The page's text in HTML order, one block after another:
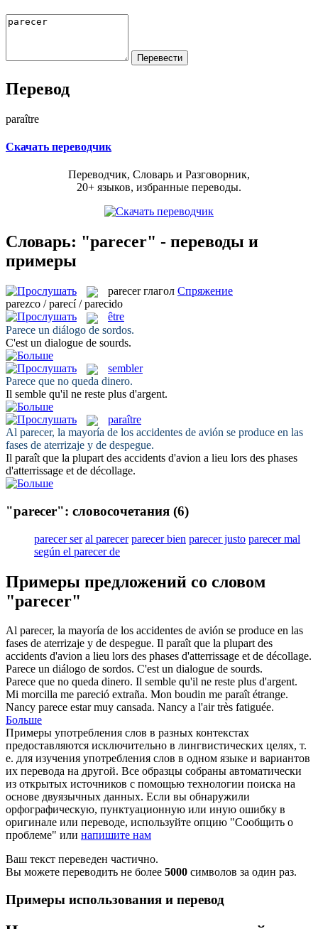
Перевод
paraître
Скачать переводчик
Переводчик, Словарь и Разговорник,
20+ языков, избранные переводы.
Словарь: "parecer" - переводы и
примеры
parecer глагол Спряжение
parezco / parecí / parecido
être
Parece un diálogo de sordos.
C'est un dialogue de sourds.
sembler
Parece que no queda dinero.
Il semble qu'il ne reste plus d'argent.
paraître
Al parecer, la mayoría de los accidentes de avión se produce en las
fases de aterrizaje y de despegue.
Il paraît que la plupart des accidents d'avion a lieu lors des phases
d'atterrissage et de décollage.
"parecer": словосочетания (6)
parecer ser al parecer parecer bien parecer justo parecer mal
según el parecer de
Примеры предложений со словом
"parecer"
Al parecer, la mayoría de los accidentes de avión se produce en las
fases de aterrizaje y de despegue. Il paraîtque la plupart des
accidents d'avion a lieu lors des phases d'atterrissage et de décollage.
Parece un diálogo de sordos. C'estun dialogue de sourds.
Parece que no queda dinero. Il semble qu'il ne reste plus d'argent.
Mi morcilla me pareció extraña. Mon boudin me paraîtétrange.
Nancy parece estar muy cansada. Nancy a l'airtrès fatiguée.
Больше
Примеры употребления слов в разных контекстах
предоставляются исключительно в лингвистических целях, т.
е. для изучения употребления слов в одном языке и вариантов
их перевода на другой. Все образцы собраны автоматически
из открытых источников с помощью технологии поиска на
основе двуязычных данных. Если вы обнаружили
орфографическую, пунктуационную или иную ошибку в
оригинале или переводе, используйте опцию "Сообщить о
проблеме" или напишите нам
Ваш текст переведен частично.
Вы можете переводить не более 5000 символов за один раз.
Примеры использования и перевод